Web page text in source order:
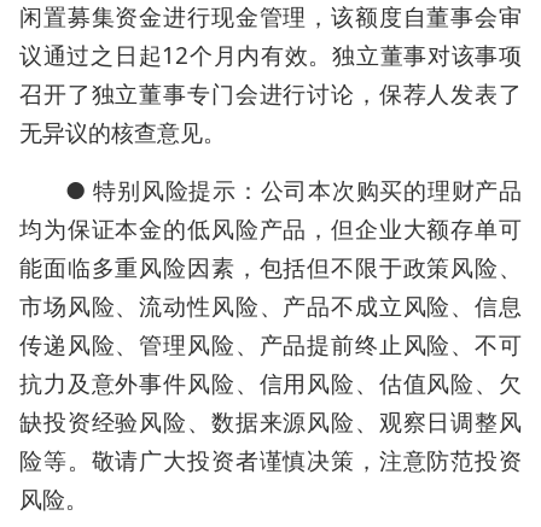
闲置募集资金进行现金管理，该额度自董事会审
议通过之日起12个月内有效。独立董事对该事项
召开了独立董事专门会进行讨论，保荐人发表了
无异议的核查意见。
● 特别风险提示：公司本次购买的理财产品
均为保证本金的低风险产品，但企业大额存单可
能面临多重风险因素，包括但不限于政策风险、
市场风险、流动性风险、产品不成立风险、信息
传递风险、管理风险、产品提前终止风险、不可
抗力及意外事件风险、信用风险、估值风险、欠
缺投资经验风险、数据来源风险、观察日调整风
险等。敬请广大投资者谨慎决策，注意防范投资
风险。